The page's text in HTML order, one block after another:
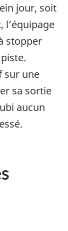
jour, soit
l’équipage
stopper
sur une
sa sortie
aucun